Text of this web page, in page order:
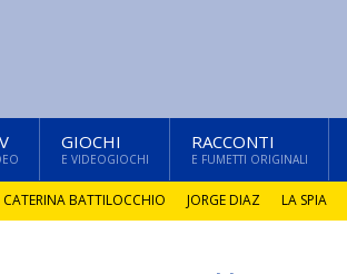
GIOCHI
E VIDEOGIOCHI
RACCONTI
E FUMETTI ORIGINALI
CATERINA BATTILOCCHIO JORGE DIAZ LA SPIA